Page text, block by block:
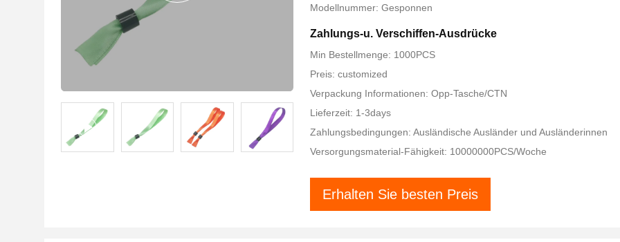
Modellnummer: Gesponnen
Zahlungs-u. Verschiffen-Ausdrücke
Min Bestellmenge: 1000PCS
Preis: customized
Verpackung Informationen: Opp-Tasche/CTN
Lieferzeit: 1-3days
Zahlungsbedingungen: Ausländische Ausländer und Ausländerinnen
Versorgungsmaterial-Fähigkeit: 10000000PCS/Woche
Erhalten Sie besten Preis